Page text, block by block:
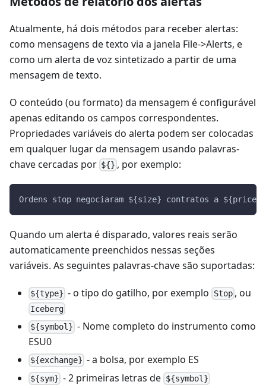
Atualmente, há dois métodos para receber alertas:
como mensagens de texto via a janela File->Alerts, e
como um alerta de voz sintetizado a partir de uma
mensagem de texto.
O conteúdo (ou formato) da mensagem é configurável
apenas editando os campos correspondentes.
Propriedades variáveis do alerta podem ser colocadas
em qualquer lugar da mensagem usando palavras-
chave cercadas por ${} , por exemplo:
Ordens stop negociaram ${size} contratos a
Quando um alerta é disparado, valores reais serão
automaticamente preenchidos nessas seções
variáveis. As seguintes palavras-chave são suportadas:
${type} - o tipo do gatilho, por exemplo Stop, ou
Iceberg
${symbol} - Nome completo do instrumento como
ESU0
${exchange} - a bolsa, por exemplo ES
${sym} - 2 primeiras letras de ${symbol}